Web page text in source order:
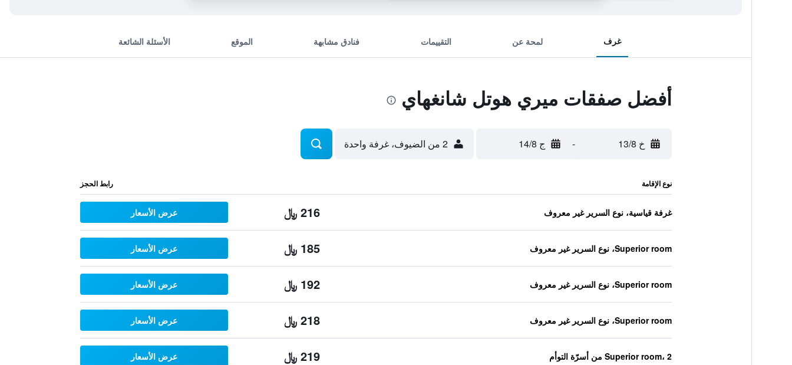
غرف لمحة عن التقييمات فنادق مشابهة الموقع الأسئلة الشائعة
أفضل صفقات ميري هوتل شانغهاي
خ 13/8 - ج 14/8 2 من الضيوف، غرفة واحدة
نوع الإقامة رابط الحجز
غرفة قياسية، نوع السرير غير معروف 216 ﷼ عرض الأسعار
Superior room، نوع السرير غير معروف 185 ﷼ عرض الأسعار
Superior room، نوع السرير غير معروف 192 ﷼ عرض الأسعار
Superior room، نوع السرير غير معروف 218 ﷼ عرض الأسعار
Superior room، 2 من أسرّة التوأم 219 ﷼ عرض الأسعار